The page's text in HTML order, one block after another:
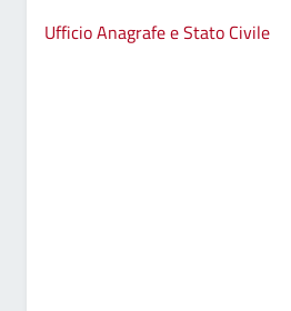
Ufficio Anagrafe e Stato Civile